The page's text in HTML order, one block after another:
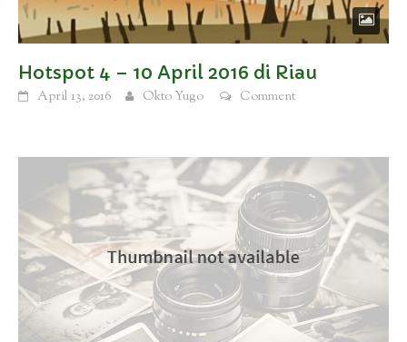
Hotspot 4 – 10 April 2016 di Riau
April 13, 2016 Okto Yugo Comment